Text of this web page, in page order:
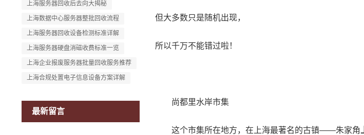
上海服务器回收后去向大揭秘
上海数据中心服务器整批回收流程
上海服务器回收设备检测标准详解
上海服务器硬盘消磁收费标准一览
上海企业报废服务器批量回收服务推荐
上海合规处置电子信息设备方案详解
最新留言
但大多数只是随机出现，
所以千万不能错过啦！
尚都里水岸市集
这个市集所在地方，在上海最著名的古镇——朱家角